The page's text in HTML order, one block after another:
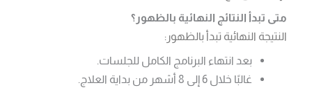
متى تبدأ النتائج النهائية بالظهور؟
النتيجة النهائية تبدأ بالظهور:
بعد انتهاء البرنامج الكامل للجلسات.
غالبًا خلال 6 إلى 8 أشهر من بداية العلاج.